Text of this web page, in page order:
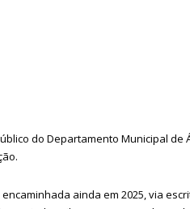
do Departamento Municipal
ainda em 2025, via